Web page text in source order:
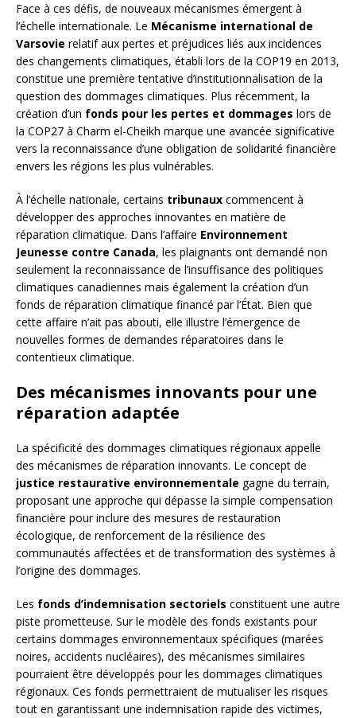
Face à ces défis, de nouveaux mécanismes émergent à
l’échelle internationale. Le Mécanisme international de
Varsovie relatif aux pertes et préjudices liés aux incidences
des changements climatiques, établi lors de la COP19 en 2013,
constitue une première tentative d’institutionnalisation de la
question des dommages climatiques. Plus récemment, la
création d’un fonds pour les pertes et dommages lors de
la COP27 à Charm el-Cheikh marque une avancée significative
vers la reconnaissance d’une obligation de solidarité financière
envers les régions les plus vulnérables.
À l’échelle nationale, certains tribunaux commencent à
développer des approches innovantes en matière de
réparation climatique. Dans l’affaire Environnement
Jeunesse contre Canada, les plaignants ont demandé non
seulement la reconnaissance de l’insuffisance des politiques
climatiques canadiennes mais également la création d’un
fonds de réparation climatique financé par l’État. Bien que
cette affaire n’ait pas abouti, elle illustre l’émergence de
nouvelles formes de demandes réparatoires dans le
contentieux climatique.
Des mécanismes innovants pour une
réparation adaptée
La spécificité des dommages climatiques régionaux appelle
des mécanismes de réparation innovants. Le concept de
justice restaurative environnementale gagne du terrain,
proposant une approche qui dépasse la simple compensation
financière pour inclure des mesures de restauration
écologique, de renforcement de la résilience des
communautés affectées et de transformation des systèmes à
l’origine des dommages.
Les fonds d’indemnisation sectoriels constituent une autre
piste prometteuse. Sur le modèle des fonds existants pour
certains dommages environnementaux spécifiques (marées
noires, accidents nucléaires), des mécanismes similaires
pourraient être développés pour les dommages climatiques
régionaux. Ces fonds permettraient de mutualiser les risques
tout en garantissant une indemnisation rapide des victimes,